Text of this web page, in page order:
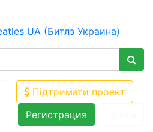
Підтримати проект
Регистрация